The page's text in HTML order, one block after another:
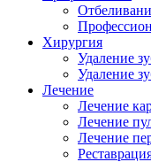
Хирургия
Удаление
Удаление
Лечение
Лечение
Лечение
Лечение